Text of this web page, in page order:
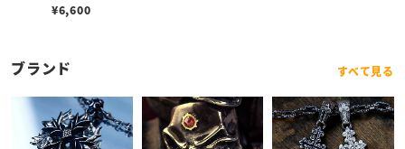
エトワール ナロー ワック
¥6,600
ブランド すべて見る